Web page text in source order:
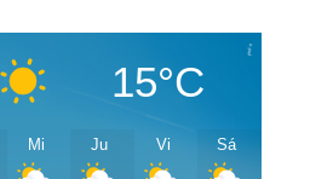
15°C
Mi Ju Vi Sá